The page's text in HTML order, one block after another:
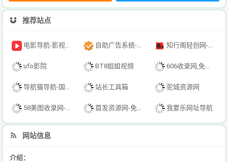
推荐站点
电影导航-影视导航-电影搜索-影视搜索-电影站收录 自助广告系统-自助广告源码-自助投放广告插件 知行阁轻创网-分享网络赚钱项目-全网首发副业项目实操平台-副业创业项目网
ufo影院 BT8姐姐视频 606收录网,免费自动秒收录网址,提供自动收录,网站导航大全源码,自动链,友情链接交换。
导航猫导航-国内专业的技术资源网分类平台 站长工具箱 驼城资源网
58美图收录网-自动收录网站-流量交换-自动链 首发资源网-免费资源下载-最新php源码下载-热门资源下载 我要乐网址导航
网站信息
介绍：